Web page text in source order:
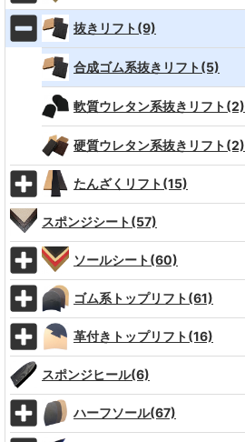
抜きリフト(9)
合成ゴム系抜きリフト(5)
軟質ウレタン系抜きリフト(2)
硬質ウレタン系抜きリフト(2)
たんざくリフト(15)
スポンジシート(57)
ソールシート(60)
ゴム系トップリフト(61)
革付きトップリフト(16)
スポンジヒール(6)
ハーフソール(67)